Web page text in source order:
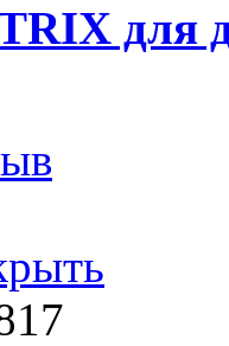
для